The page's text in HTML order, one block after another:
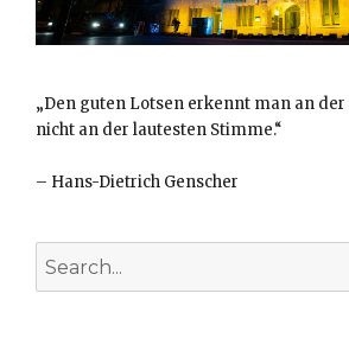
„Den guten Lotsen erkennt man an
nicht an der lautesten Stimme.“
– Hans-Dietrich Genscher
for: